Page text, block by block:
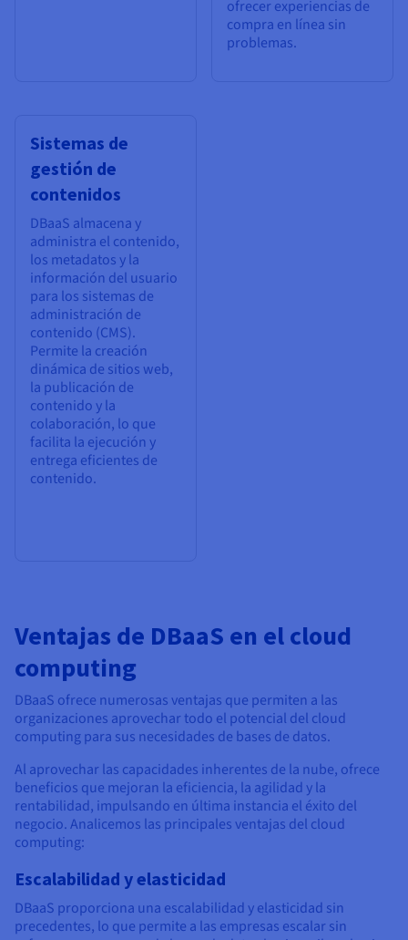
ofrecer experiencias de
compra en línea sin
problemas.
Sistemas de
gestión de
contenidos
DBaaS almacena y
administra el contenido,
los metadatos y la
información del usuario
para los sistemas de
administración de
contenido (CMS).
Permite la creación
dinámica de sitios web,
la publicación de
contenido y la
colaboración, lo que
facilita la ejecución y
entrega eficientes de
contenido.
Ventajas de DBaaS en el cloud
computing
DBaaS ofrece numerosas ventajas que permiten a las
organizaciones aprovechar todo el potencial del cloud
computing para sus necesidades de bases de datos.
Al aprovechar las capacidades inherentes de la nube, ofrece
beneficios que mejoran la eficiencia, la agilidad y la
rentabilidad, impulsando en última instancia el éxito del
negocio. Analicemos las principales ventajas del cloud
computing:
Escalabilidad y elasticidad
DBaaS proporciona una escalabilidad y elasticidad sin
precedentes, lo que permite a las empresas escalar sin